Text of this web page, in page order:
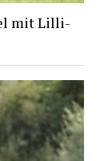
mit Lilli-